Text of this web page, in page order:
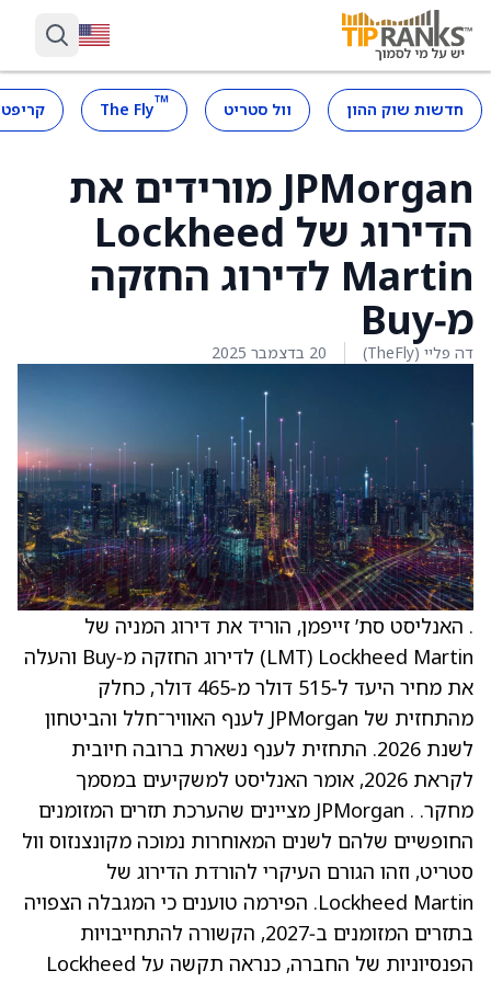
חדשות שוק ההון וול סטריט ™
The Fly
JPMorgan מורידים את
הדירוג של Lockheed
Martin לדירוג החזקה
מ‑Buy
דה פליי (TheFly) 20 בדצמבר 2025
. האנליסט סת’ זייפמן, הוריד את דירוג המניה של
Lockheed Martin ‏(LMT) לדירוג החזקה מ‑Buy והעלה
את מחיר היעד ל‑515 דולר מ‑465 דולר, כחלק
מהתחזית של JPMorgan לענף האוויר־חלל והביטחון
לשנת 2026. התחזית לענף נשארת ברובה חיובית
לקראת 2026, אומר האנליסט למשקיעים במסמך
מחקר. . JPMorgan מציינים שהערכת תזרים המזומנים
החופשיים שלהם לשנים המאוחרות נמוכה מקונצנזוס וול
סטריט, וזהו הגורם העיקרי להורדת הדירוג של
Lockheed Martin. הפירמה טוענים כי המגבלה הצפויה
בתזרים המזומנים ב‑2027, הקשורה להתחייבויות
הפנסיוניות של החברה, כנראה תקשה על Lockheed